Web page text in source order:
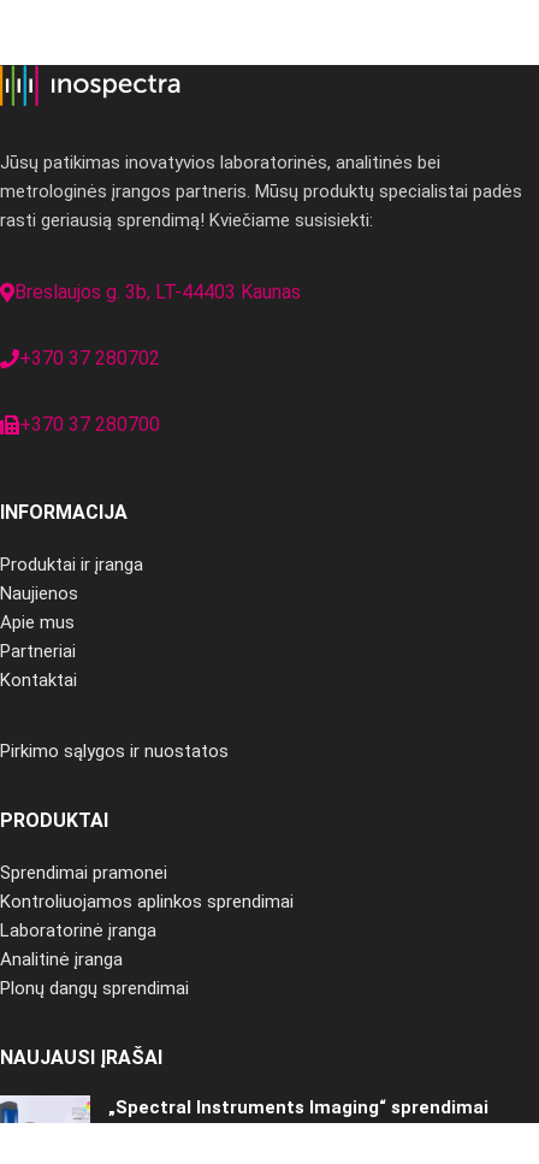
Jūsų patikimas inovatyvios laboratorinės, analitinės bei
metrologinės įrangos partneris. Mūsų produktų specialistai padės
rasti geriausią sprendimą! Kviečiame susisiekti:
Breslaujos g. 3b, LT-44403 Kaunas
+370 37 280702
+370 37 280700
INFORMACIJA
Produktai ir įranga
Naujienos
Apie mus
Partneriai
Kontaktai
Pirkimo sąlygos ir nuostatos
PRODUKTAI
Sprendimai pramonei
Kontroliuojamos aplinkos sprendimai
Laboratorinė įranga
Analitinė įranga
Plonų dangų sprendimai
NAUJAUSI ĮRAŠAI
„Spectral Instruments Imaging“ sprendimai